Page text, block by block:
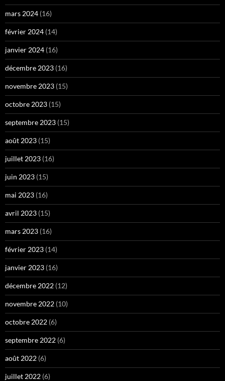
mars 2024 (16)
février 2024 (14)
janvier 2024 (16)
décembre 2023 (16)
novembre 2023 (15)
octobre 2023 (15)
septembre 2023 (15)
août 2023 (15)
juillet 2023 (16)
juin 2023 (15)
mai 2023 (16)
avril 2023 (15)
mars 2023 (16)
février 2023 (14)
janvier 2023 (16)
décembre 2022 (12)
novembre 2022 (10)
octobre 2022 (6)
septembre 2022 (6)
août 2022 (6)
juillet 2022 (6)